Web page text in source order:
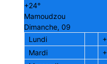
+24°
Mamoudzou
Dimanche, 09
Lundi
+
Mardi
+